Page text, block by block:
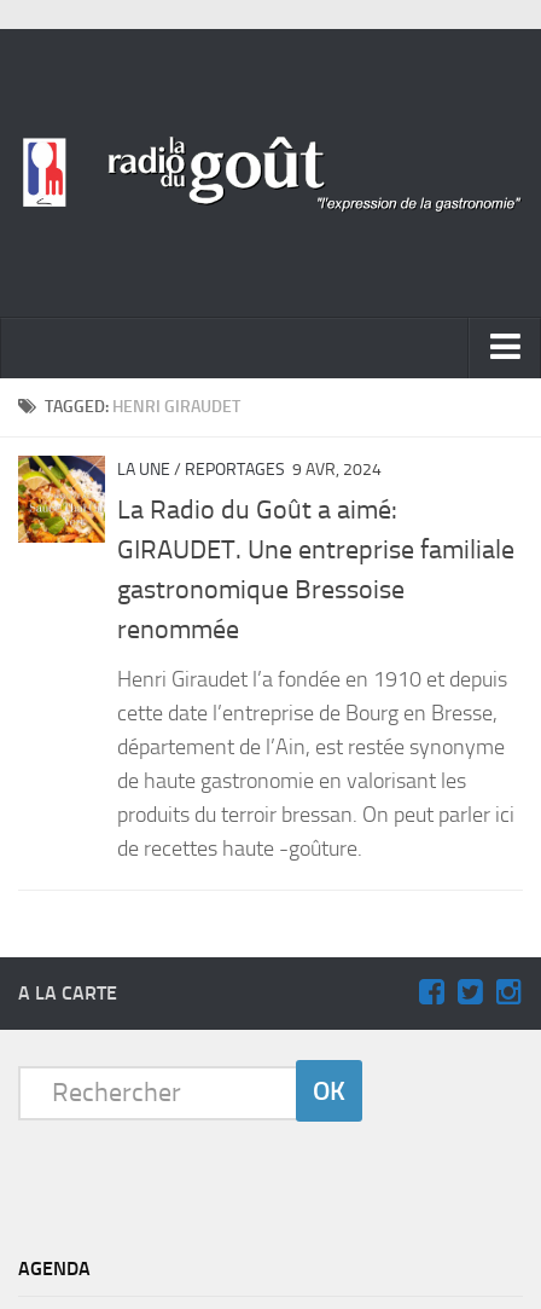
ACTUALITÉ
PORTRAITS
LIVRES
Desserts
TAGGED: HENRI GIRAUDET
LA UNE / REPORTAGES 9 AVR, 2024
La Radio du Goût a aimé:
GIRAUDET. Une entreprise familiale
gastronomique Bressoise
renommée
Henri Giraudet l’a fondée en 1910 et depuis
cette date l’entreprise de Bourg en Bresse,
département de l’Ain, est restée synonyme
de haute gastronomie en valorisant les
produits du terroir bressan. On peut parler ici
de recettes haute -goûture.
A LA CARTE
AGENDA